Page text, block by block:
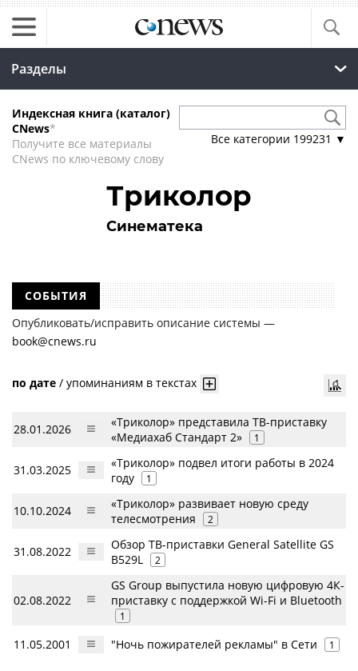
Разделы
Индексная книга (каталог)
CNews*
Получите все материалы
CNews по ключевому слову
Все категории 199231 ▼
Триколор
Синематека
СОБЫТИЯ
Опубликовать/исправить описание системы —
book@cnews.ru
по дате / упоминаниям в текстах
28.01.2026
«Триколор» представила ТВ-приставку
«Медиахаб Стандарт 2»
1
31.03.2025
«Триколор» подвел итоги работы в 2024
году
1
10.10.2024
«Триколор» развивает новую среду
телесмотрения
2
31.08.2022
Обзор ТВ-приставки General Satellite GS
B529L
2
02.08.2022
GS Group выпустила новую цифровую 4К-
приставку с поддержкой Wi-Fi и Bluetooth
1
11.05.2001 "Ночь пожирателей рекламы" в Сети 1